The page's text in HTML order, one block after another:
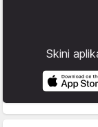
Skini